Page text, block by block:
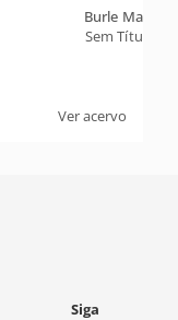
Burle Marx
Sem Título
Ver acervo
Siga